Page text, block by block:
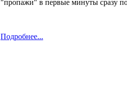
"пропажи" в первые минуты сразу
Подробнее...